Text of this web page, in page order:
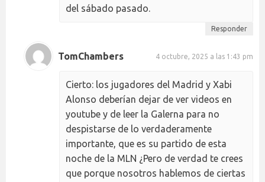
del sábado pasado.
Responder
TomChambers 4 octubre, 2025 a las 1:43 pm
Cierto: los jugadores del Madrid y Xabi
Alonso deberían dejar de ver videos en
youtube y de leer la Galerna para no
despistarse de lo verdaderamente
importante, que es su partido de esta
noche de la MLN ¿Pero de verdad te crees
que porque nosotros hablemos de ciertas